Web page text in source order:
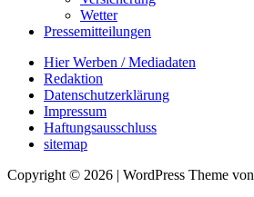
Wetter
Pressemitteilungen
Hier Werben / Mediadaten
Redaktion
Datenschutzerklärung
Impressum
Haftungsausschluss
sitemap
Copyright © 2026 | WordPress Theme von